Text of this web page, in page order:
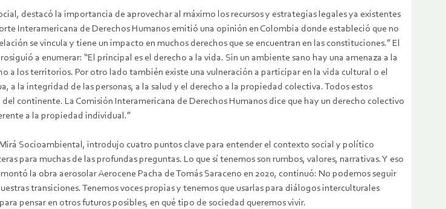
destacó la importancia de aprovechar al máximo los recursos y estrategias legales ya existentes
Interamericana de Derechos Humanos emitió una opinión en Colombia donde estableció que no
se vincula y tiene un impacto en muchos derechos que se encuentran en las constituciones.” El
a enumerar: “El principal es el derecho a la vida. Sin un ambiente sano hay una amenaza a la
a los territorios. Por otro lado también existe una vulneración a participar en la vida cultural o el
a la integridad de las personas, a la salud y el derecho a la propiedad colectiva. Todos estos
continente. La Comisión Interamericana de Derechos Humanos dice que hay un derecho colectivo
a la propiedad individual.”
Socioambiental, introdujo cuatro puntos clave para entender el contexto social y político
para muchas de las profundas preguntas. Lo que sí tenemos son rumbos, valores, narrativas. Y eso
la obra aerosolar Aerocene Pacha de Tomás Saraceno en 2020, continuó: No podemos seguir
transiciones. Tenemos voces propias y tenemos que usarlas para diálogos interculturales
pensar en otros futuros posibles, en qué tipo de sociedad queremos vivir.